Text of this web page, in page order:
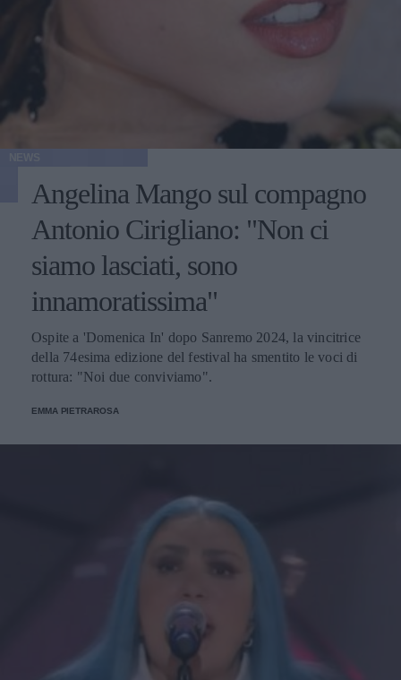
Angelina Mango sul compagno
Antonio Cirigliano: "Non ci
siamo lasciati, sono
innamoratissima"
Ospite a 'Domenica In' dopo Sanremo 2024, la vincitrice
della 74esima edizione del festival ha smentito le voci di
rottura: "Noi due conviviamo".
EMMA PIETRAROSA